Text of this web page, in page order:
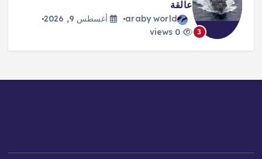
3
عالقة
araby world
أغسطس 9, 2026